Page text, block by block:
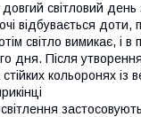
світловий
відбувається
світло вимикає, і
дня. Після
кольоронях із